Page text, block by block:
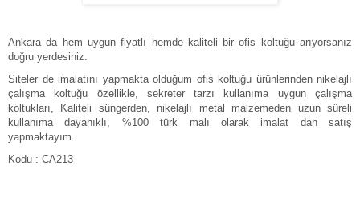
Ankara da hem uygun fiyatlı hemde kaliteli bir ofis koltuğu arıyorsanız
doğru yerdesiniz.
Siteler de imalatını yapmakta olduğum ofis koltuğu ürünlerinden nikelajlı
çalışma koltuğu özellikle, sekreter tarzı kullanıma uygun çalışma
koltukları, Kaliteli süngerden, nikelajlı metal malzemeden uzun süreli
kullanıma dayanıklı, %100 türk malı olarak imalat dan satış
yapmaktayım.
Kodu : CA213